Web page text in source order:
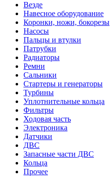
Везде
Навесное оборудование
Коронки, ножи, бокорезы
Насосы
Пальцы и втулки
Патрубки
Радиаторы
Ремни
Сальники
Стартеры и генераторы
Турбины
Уплотнительные кольца
Фильтры
Ходовая часть
Электроника
Датчики
ДВС
Запасные части ДВС
Кольца
Прочее